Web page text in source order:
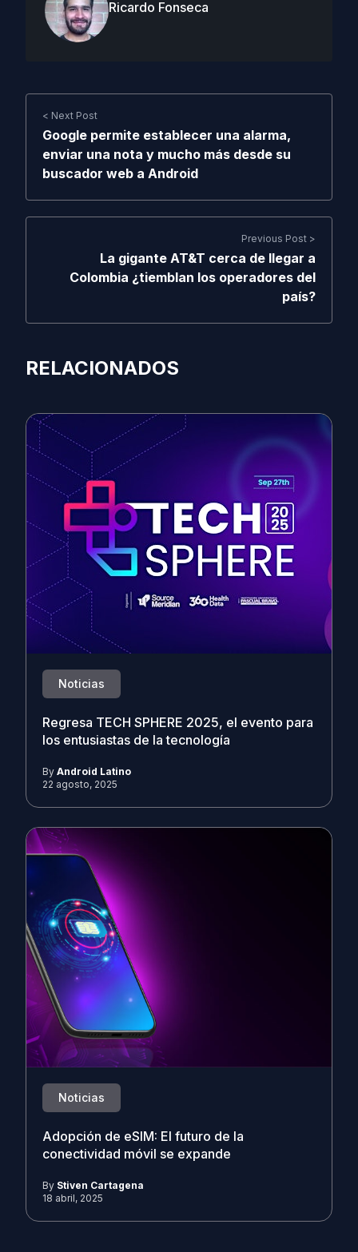
Ricardo Fonseca
< Next Post
Google permite establecer una alarma,
enviar una nota y mucho más desde su
buscador web a Android
Previous Post >
La gigante AT&T cerca de llegar a
Colombia ¿tiemblan los operadores del
país?
RELACIONADOS
Noticias
Regresa TECH SPHERE 2025, el evento para
los entusiastas de la tecnología
By Android Latino
22 agosto, 2025
Noticias
Adopción de eSIM: El futuro de la
conectividad móvil se expande
By Stiven Cartagena
18 abril, 2025